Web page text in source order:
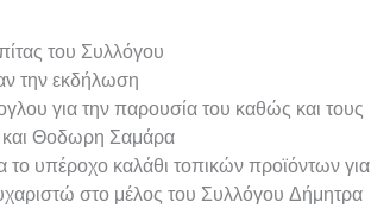
του Συλλόγου
την εκδήλωση
για την παρουσία του καθώς και τους
και Θοδωρη Σαμάρα
υπέροχο καλάθι τοπικών προϊόντων για
στο μέλος του Συλλόγου Δήμητρα